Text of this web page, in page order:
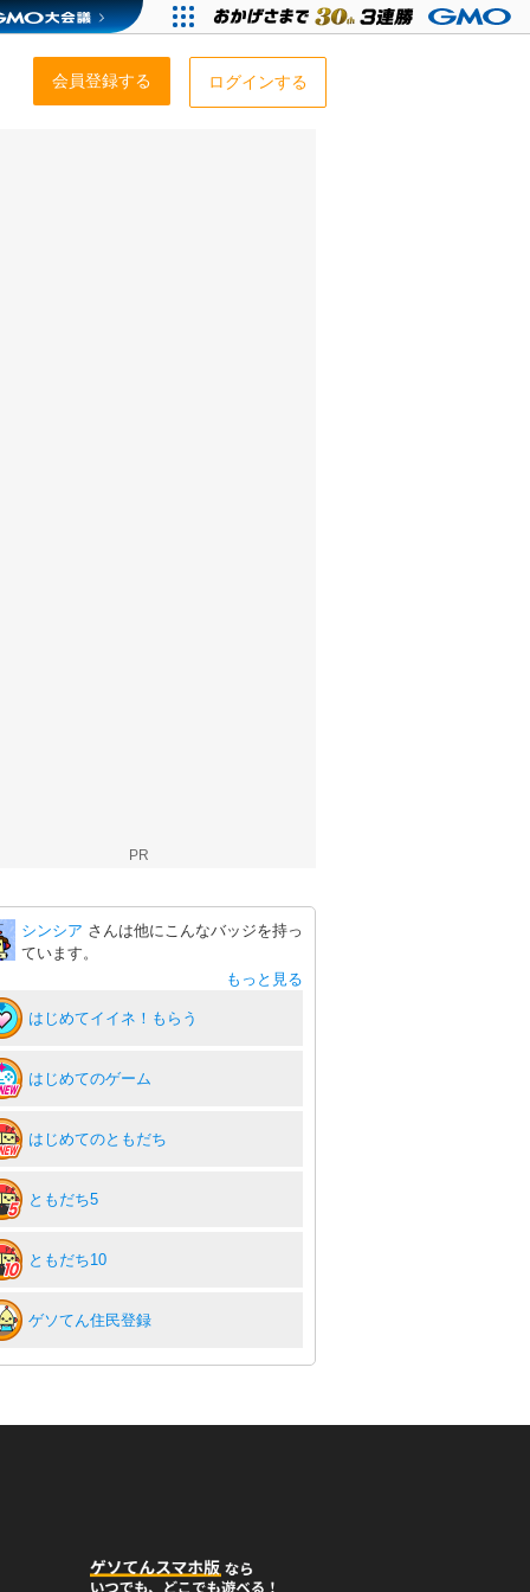
会員登録する ログインする
PR
シンシア さんは他にこんなバッジを持っ
ています。
もっと見る
はじめてイイネ！もらう
はじめてのゲーム
はじめてのともだち
ともだち5
ともだち10
ゲソてん住民登録